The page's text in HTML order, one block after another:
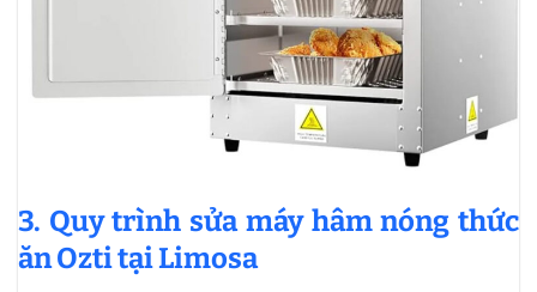
3. Quy trình sửa máy hâm nóng thức
ăn Ozti tại Limosa